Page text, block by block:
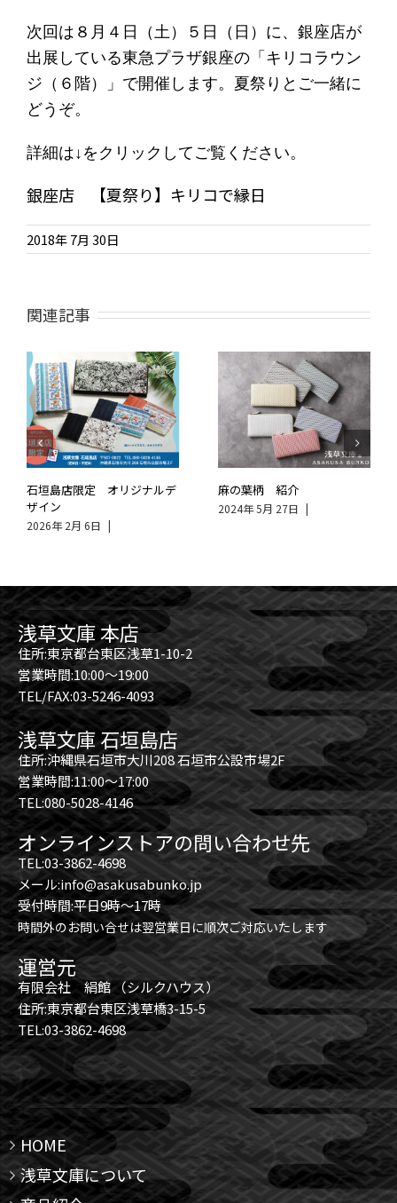
次回は８月４日（土）５日（日）に、銀座店が
出展している東急プラザ銀座の「キリコラウン
ジ（６階）」で開催します。夏祭りとご一緒に
どうぞ。
詳細は↓をクリックしてご覧ください。
銀座店 【夏祭り】キリコで縁日
2018年 7月 30日
関連記事
石垣島店限定 オリジナルデ
ザイン
2026年 2月 6日 |
麻の葉柄 紹介
2024年 5月 27日 |
浅草文庫 本店
住所:東京都台東区浅草1-10-2
営業時間:10:00～19:00
TEL/FAX:03-5246-4093
浅草文庫 石垣島店
住所:沖縄県石垣市大川208 石垣市公設市場2F
営業時間:11:00～17:00
TEL:080-5028-4146
オンラインストアの問い合わせ先
TEL:03-3862-4698
メール:info@asakusabunko.jp
受付時間:平日9時～17時
時間外のお問い合せは翌営業日に順次ご対応いたします
運営元
有限会社 絹館 （シルクハウス）
住所:東京都台東区浅草橋3-15-5
TEL:03-3862-4698
HOME
浅草文庫について